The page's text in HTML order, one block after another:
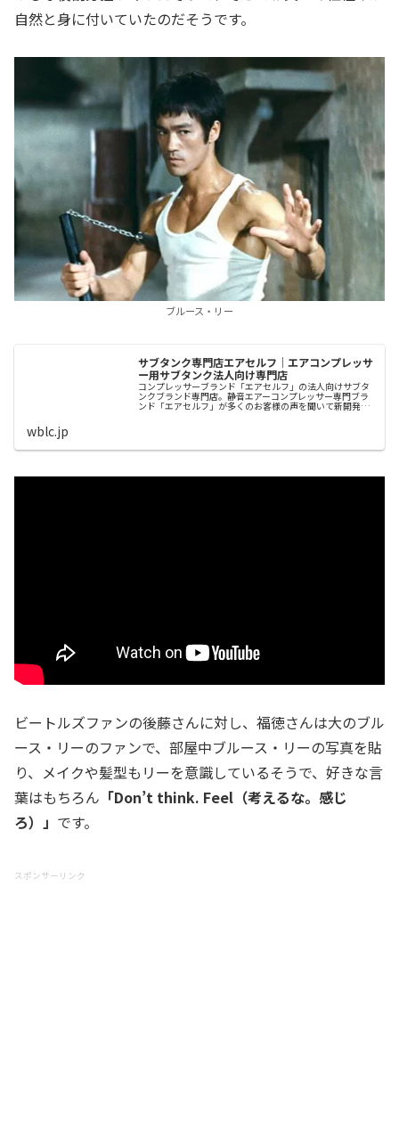
自然と身に付いていたのだそうです。
ブルース・リー
サブタンク専門店エアセルフ｜エアコンプレッサ
ー用サブタンク法人向け専門店
コンプレッサーブランド「エアセルフ」の法人向けサブタ
ンクブランド専門店。静音エアーコンプレッサー専門ブラ
ンド「エアセルフ」が多くのお客様の声を聞いて新開発し
wblc.jp
ビートルズファンの後藤さんに対し、福徳さんは大のブル
ース・リーのファンで、部屋中ブルース・リーの写真を貼
り、メイクや髪型もリーを意識しているそうで、好きな言
葉はもちろん 「Don’t think. Feel（考えるな。感じ
ろ）」 です。
スポンサーリンク